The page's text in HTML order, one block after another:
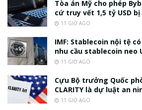
Tòa án Mỹ cho phép
cứ truy vết 1,5 tỷ USD bị
11 GIỜ AGO
IMF: Stablecoin nội tệ
nhu cầu stablecoin neo
11 GIỜ AGO
Cựu Bộ trưởng Quốc
CLARITY là dự luật an
11 GIỜ AGO